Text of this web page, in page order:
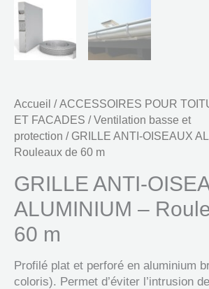
Accueil /ACCESSOIRES POUR
ET FACADES /Ventilation basse et
protection / GRILLE ANTI-OISEAUX
Rouleaux de 60 m
GRILLE ANTI-
ALUMINIUM –
60 m
Profilé plat et perforé en aluminium
coloris). Permet d’éviter l’intrusion